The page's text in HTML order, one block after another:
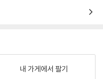
내 가게에서 팔기